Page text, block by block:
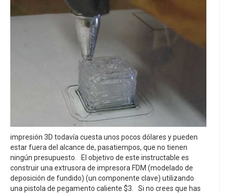
impresión 3D todavía cuesta unos pocos dólares y pueden
estar fuera del alcance de, pasatiempos, que no tienen
ningún presupuesto. El objetivo de este instructable es
construir una extrusora de impresora FDM (modelado de
deposición de fundido) (un componente clave) utilizando
una pistola de pegamento caliente $3. Si no crees que has